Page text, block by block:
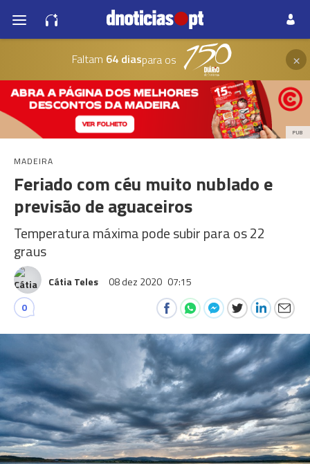
Faltam 64 diaspara os ×
PUB
MADEIRA
Feriado com céu muito nublado e
previsão de aguaceiros
Temperatura máxima pode subir para os 22
graus
Cátia Teles 08 dez 2020 07:15
0